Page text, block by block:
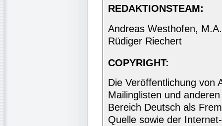
REDAKTIONSTEAM:
Andreas Westhofen,
Rüdiger Riechert
COPYRIGHT:
Die Veröffentlichung von
Mailinglisten und
Bereich Deutsch als
Quelle sowie der